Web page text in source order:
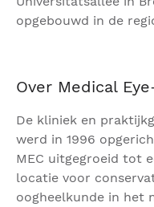
opgebouwd in de
Over Medical
De kliniek en
werd in 1996
MEC uitgegroeid tot
locatie voor
oogheelkunde in het